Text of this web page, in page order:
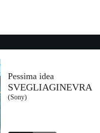
Concord...
NURAY
Pessima idea
SVEGLIAGINEVRA
(Sony)